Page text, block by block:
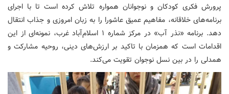
پرورش فکری کودکان و نوجوانان همواره تلاش کرده است تا با اجرای
برنامه‌های خلاقانه، مفاهیم عمیق عاشورا را به زبان امروزی و جذاب انتقال
دهد. برنامه «نذر آب» در مرکز شماره ۱ اسلام‌آباد غرب، نمونه‌ای از این
اقدامات است که همزمان با تاکید بر ارزش‌های دینی، روحیه مشارکت و
همدلی را در بین نسل نوجوان تقویت می‌کند.